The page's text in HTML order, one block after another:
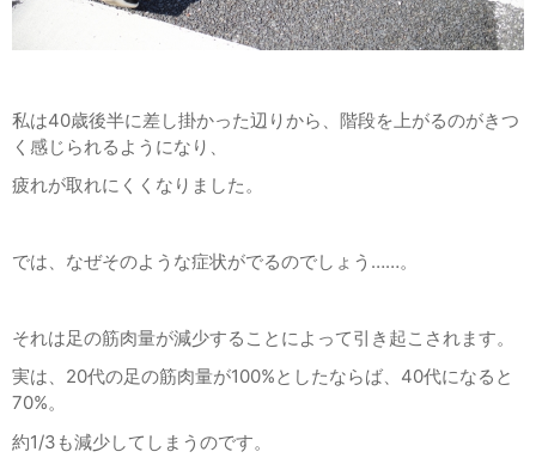
私は40歳後半に差し掛かった辺りから、階段を上がるのがきつ
く感じられるようになり、
疲れが取れにくくなりました。
では、なぜそのような症状がでるのでしょう……。
それは足の筋肉量が減少することによって引き起こされます。
実は、20代の足の筋肉量が100%としたならば、40代になると
70%。
約1/3も減少してしまうのです。